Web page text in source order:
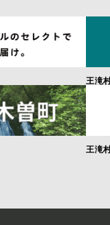
王滝
王滝